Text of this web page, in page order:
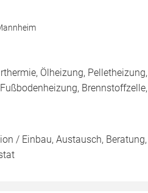
Ölheizung, Pelletheizung,
Brennstoffzelle,
/ Einbau, Austausch, Beratung,